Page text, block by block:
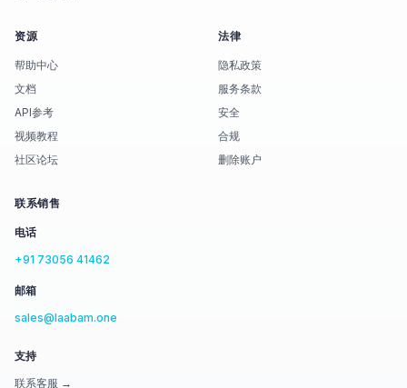
资源
帮助中心
文档
API参考
视频教程
社区论坛
法律
隐私政策
服务条款
安全
合规
删除账户
联系销售
电话
+91 73056 41462
邮箱
sales@laabam.one
支持
联系客服 →